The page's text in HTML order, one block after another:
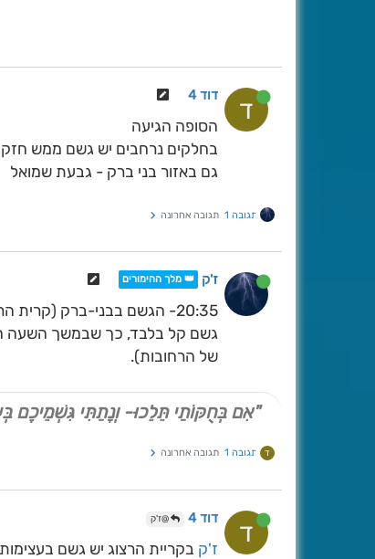
ד דוד 4
הסופה הגיעה
בחלקים נרחבים יש גשם ממש חזק
גם באזור בני ברק - גבעת שמואל
תגובה 1 תגובה אחרונה
ז'ק 👑 מלך ההימורים
20:35- הגשם בבני-ברק
של הרחובות).
"אִם בְּחֻקּוֹתַי תֵּלֵכוּ- וְנָתַתִּי גִּשְׁמֵיכֶם
ד תגובה 1 תגובה אחרונה
ד דוד 4 @ז'ק
ז'ק בקריית הרצוג יש גשם בעצימות